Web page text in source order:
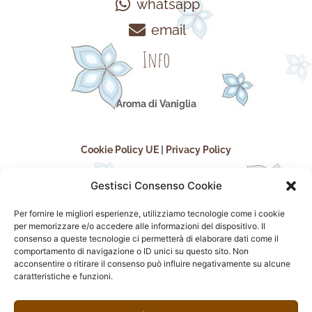
Gestisci Consenso Cookie
Per fornire le migliori esperienze, utilizziamo tecnologie come i cookie
per memorizzare e/o accedere alle informazioni del dispositivo. Il
consenso a queste tecnologie ci permetterà di elaborare dati come il
comportamento di navigazione o ID unici su questo sito. Non
acconsentire o ritirare il consenso può influire negativamente su alcune
caratteristiche e funzioni.
whatsapp
email
Info
Aroma di Vaniglia
Cookie Policy UE Privacy Policy
seguici sui social
F
I
P
F